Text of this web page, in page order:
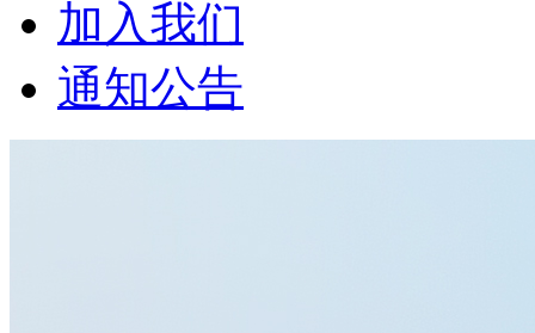
加入我们
通知公告